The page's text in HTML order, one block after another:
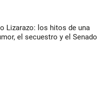
Lizarazo: los hitos de una
el secuestro y el Senado